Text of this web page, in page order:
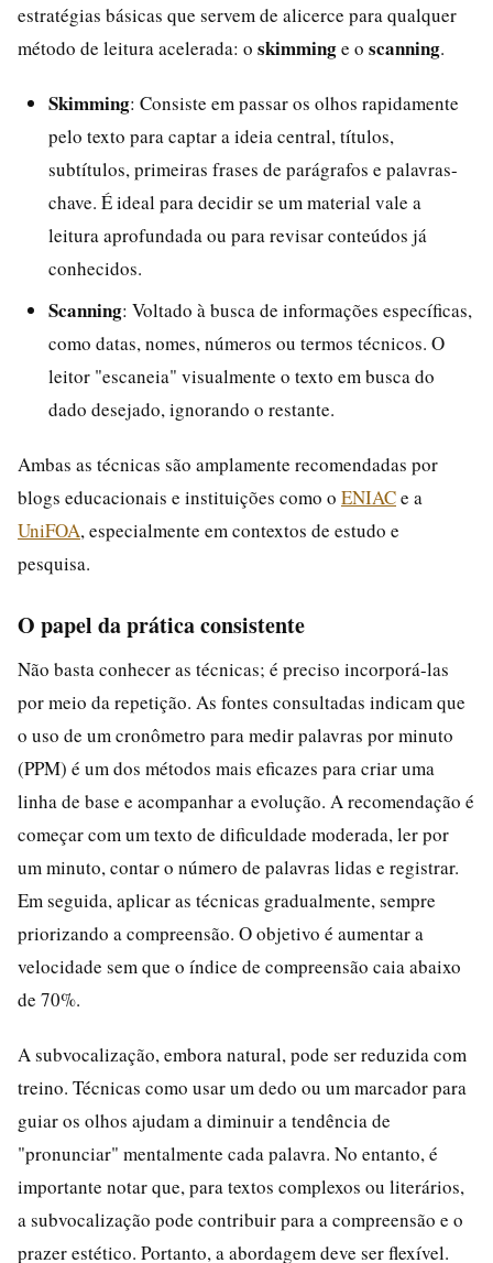
estratégias básicas que servem de alicerce para qualquer
método de leitura acelerada: o skimminge o scanning.
Skimming: Consiste em passar os olhos rapidamente
pelo texto para captar a ideia central, títulos,
subtítulos, primeiras frases de parágrafos e palavras-
chave. É ideal para decidir se um material vale a
leitura aprofundada ou para revisar conteúdos já
conhecidos.
Scanning: Voltado à busca de informações específicas,
como datas, nomes, números ou termos técnicos. O
leitor "escaneia" visualmente o texto em busca do
dado desejado, ignorando o restante.
Ambas as técnicas são amplamente recomendadas por
blogs educacionais e instituições como o ENIACe a
UniFOA, especialmente em contextos de estudo e
pesquisa.
O papel da prática consistente
Não basta conhecer as técnicas; é preciso incorporá-las
por meio da repetição. As fontes consultadas indicam que
o uso de um cronômetro para medir palavras por minuto
(PPM) é um dos métodos mais eficazes para criar uma
linha de base e acompanhar a evolução. A recomendação é
começar com um texto de dificuldade moderada, ler por
um minuto, contar o número de palavras lidas e registrar.
Em seguida, aplicar as técnicas gradualmente, sempre
priorizando a compreensão. O objetivo é aumentar a
velocidade sem que o índice de compreensão caia abaixo
de 70%.
A subvocalização, embora natural, pode ser reduzida com
treino. Técnicas como usar um dedo ou um marcador para
guiar os olhos ajudam a diminuir a tendência de
"pronunciar" mentalmente cada palavra. No entanto, é
importante notar que, para textos complexos ou literários,
a subvocalização pode contribuir para a compreensão e o
prazer estético. Portanto, a abordagem deve ser flexível.